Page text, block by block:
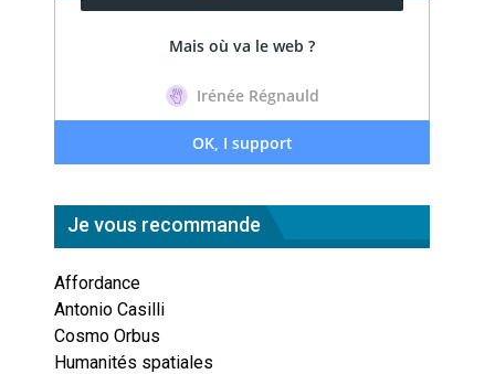
Je vous recommande
Affordance
Antonio Casilli
Cosmo Orbus
Humanités spatiales